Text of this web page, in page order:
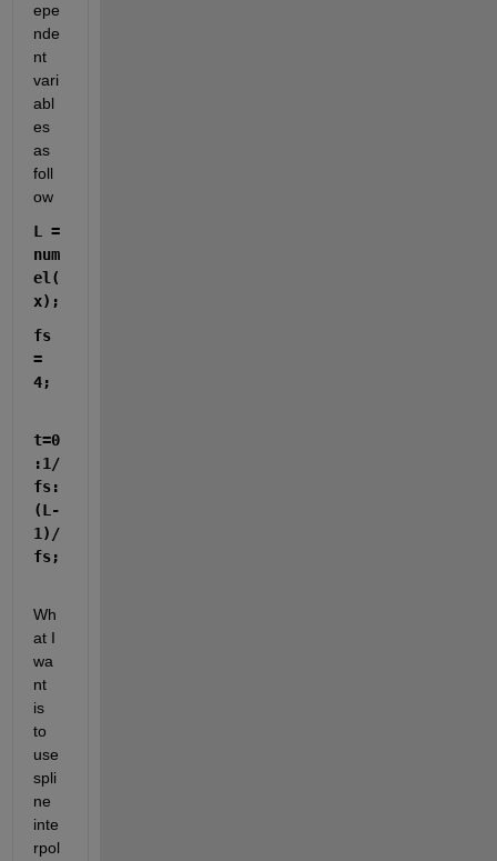
epe
nde
nt
vari
abl
es
as
foll
ow
L =
num
el(
x);
fs
=
4;
t=0
:1/
fs:
(L-
1)/
fs;
Wh
at I
wa
nt
is
to
use
spli
ne
inte
rpol